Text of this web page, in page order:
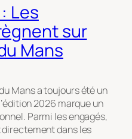
Les
sur
Mans
Mans a toujours été un
2026 marque un
Parmi les engagés,
dans les